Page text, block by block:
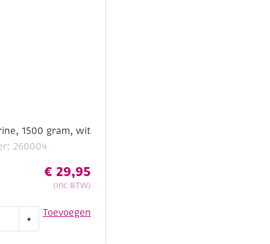
1500 gram, wit
260004
€ 29,95
(Inc BTW)
Toevoegen
+